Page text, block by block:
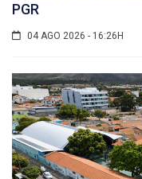
PGR
04 AGO 2026 - 16:26H